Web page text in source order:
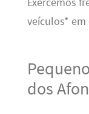
Exercemos
veículos* em
dos